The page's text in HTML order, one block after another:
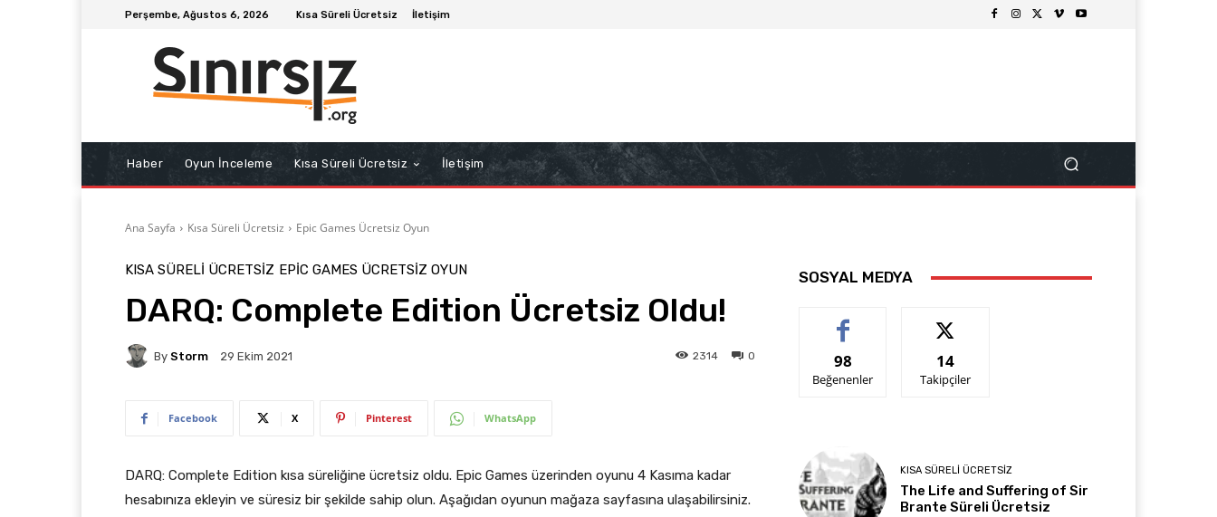
Perşembe, Ağustos 6, 2026 Kısa Süreli Ücretsiz İletişim
Haber Oyun İnceleme Kısa Süreli Ücretsiz İletişim
Ana Sayfa Kısa Süreli Ücretsiz Epic Games Ücretsiz Oyun
KISA SÜRELI ÜCRETSIZ EPIC GAMES ÜCRETSIZ OYUN
DARQ: Complete Edition Ücretsiz Oldu!
By Storm 29 Ekim 2021 0
2314
Facebook X Pinterest WhatsApp
DARQ: Complete Edition kısa süreliğine ücretsiz oldu. Epic Games üzerinden oyunu 4 Kasıma kadar
hesabınıza ekleyin ve süresiz bir şekilde sahip olun. Aşağıdan oyunun mağaza sayfasına ulaşabilirsiniz.
SOSYAL MEDYA
98
Beğenenler
14
Takipçiler
KISA SÜRELI ÜCRETSIZ
The Life and Suffering of Sir
Brante Süreli Ücretsiz